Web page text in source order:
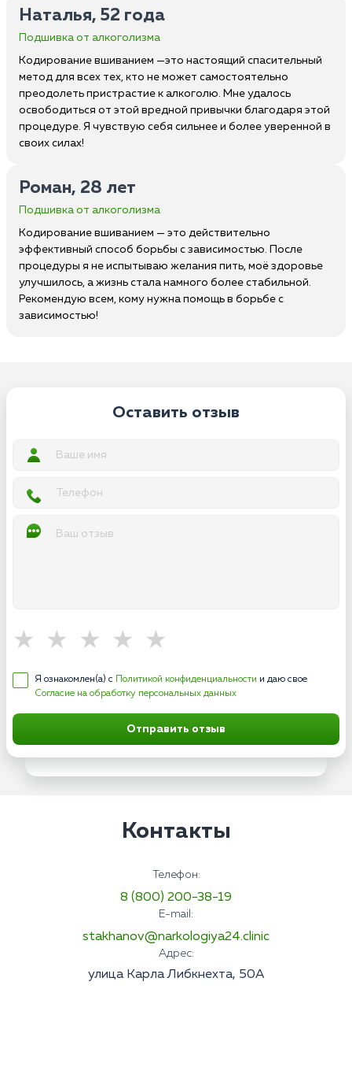
Наталья, 52 года
Подшивка от алкоголизма
Кодирование вшиванием —это настоящий спасительный
метод для всех тех, кто не может самостоятельно
преодолеть пристрастие к алкоголю. Мне удалось
освободиться от этой вредной привычки благодаря этой
процедуре. Я чувствую себя сильнее и более уверенной в
своих силах!
Роман, 28 лет
Подшивка от алкоголизма
Кодирование вшиванием — это действительно
эффективный способ борьбы с зависимостью. После
процедуры я не испытываю желания пить, моё здоровье
улучшилось, а жизнь стала намного более стабильной.
Рекомендую всем, кому нужна помощь в борьбе с
зависимостью!
Оставить отзыв
Я ознакомлен(а) с Политикой конфиденциальности и даю свое
Согласие на обработку персональных данных
Отправить отзыв
Контакты
Телефон:
8 (800) 200-38-19
E-mail:
stakhanov@narkologiya24.clinic
Адрес:
улица Карла Либкнехта, 50А